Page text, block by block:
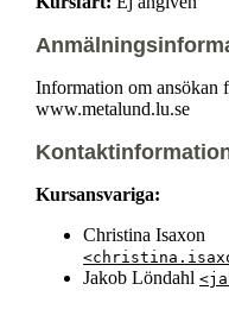
Information om ansökan
www.metalund.lu.se
Kursansvariga:
Christina Isaxon
Jakob Löndahl